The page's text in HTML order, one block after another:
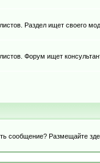
Раздел ищет своего
Форум ищет
сообщение? Размещайте